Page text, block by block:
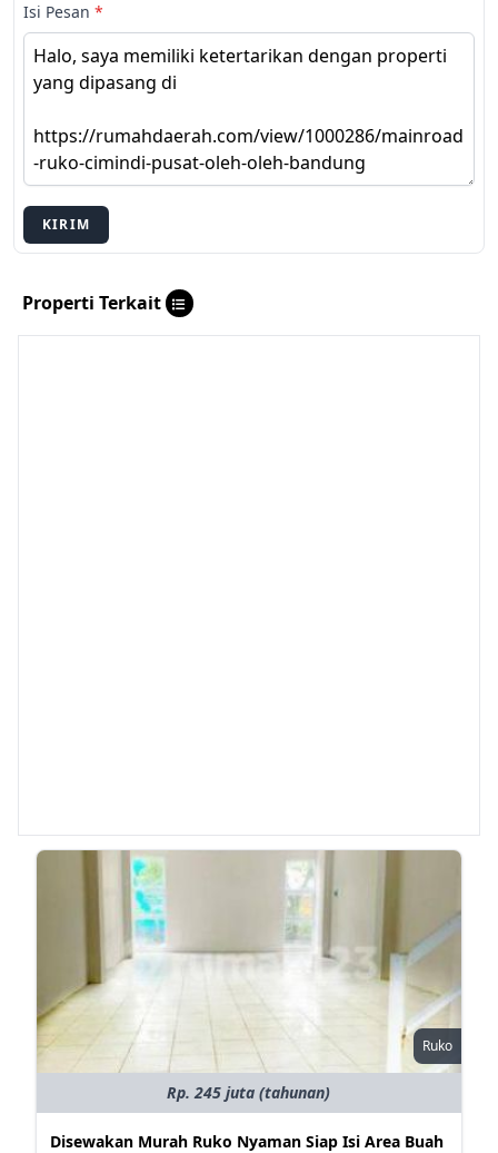
Isi Pesan *
KIRIM
Properti Terkait
Ruko
Rp. 245 juta (tahunan)
Disewakan Murah Ruko Nyaman Siap Isi Area Buah